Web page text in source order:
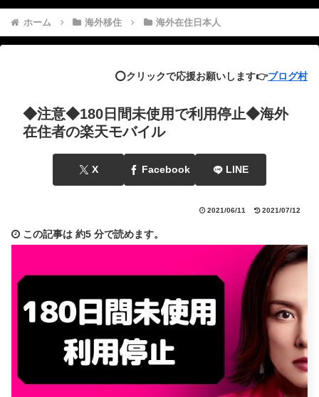
ホーム 海外移住 海外在住日本人
⭕️クリックで応援お願いします👉ブログ村
◆注意◆180日間未使用で利用停止◆海外
在住者の楽天モバイル
X Facebook LINE
2021/06/11 2021/07/12
この記事は 約5 分で読めます。